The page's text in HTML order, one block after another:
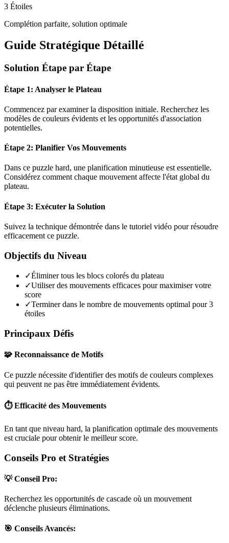
3 Étoiles
Complétion parfaite, solution optimale
Guide Stratégique Détaillé
Solution Étape par Étape
Étape 1: Analyser le Plateau
Commencez par examiner la disposition initiale. Recherchez les
modèles de couleurs évidents et les opportunités d'association
potentielles.
Étape 2: Planifier Vos Mouvements
Dans ce puzzle hard, une planification minutieuse est essentielle.
Considérez comment chaque mouvement affecte l'état global du
plateau.
Étape 3: Exécuter la Solution
Suivez la technique démontrée dans le tutoriel vidéo pour résoudre
efficacement ce puzzle.
Objectifs du Niveau
✓Éliminer tous les blocs colorés du plateau
✓Utiliser des mouvements efficaces pour maximiser votre
score
✓Terminer dans le nombre de mouvements optimal pour 3
étoiles
Principaux Défis
🧩 Reconnaissance de Motifs
Ce puzzle nécessite d'identifier des motifs de couleurs complexes
qui peuvent ne pas être immédiatement évidents.
⏱️ Efficacité des Mouvements
En tant que niveau hard, la planification optimale des mouvements
est cruciale pour obtenir le meilleur score.
Conseils Pro et Stratégies
💡 Conseil Pro:
Recherchez les opportunités de cascade où un mouvement
déclenche plusieurs éliminations.
🎯 Conseils Avancés: